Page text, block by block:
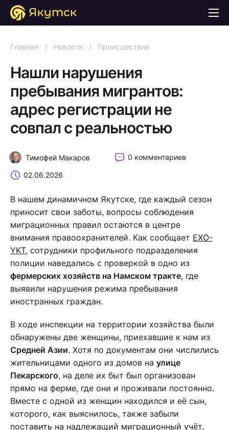
Главная / Новости / Происшествия
Нашли нарушения
пребывания мигрантов:
адрес регистрации не
совпал с реальностью
Тимофей Макаров 0 комментариев
02.06.2026
В нашем динамичном Якутске, где каждый сезон
приносит свои заботы, вопросы соблюдения
миграционных правил остаются в центре
внимания правоохранителей. Как сообщает EXO-
YKT, сотрудники профильного подразделения
полиции наведались с проверкой в одно из
фермерских хозяйств на Намском тракте, где
выявили нарушения режима пребывания
иностранных граждан.
В ходе инспекции на территории хозяйства были
обнаружены две женщины, приехавшие к нам из
Средней Азии. Хотя по документам они числились
жительницами одного из домов на улице
Пекарского, на деле их быт был организован
прямо на ферме, где они и проживали постоянно.
Вместе с одной из женщин находился и её сын,
которого, как выяснилось, также забыли
поставить на надлежащий миграционный учёт.